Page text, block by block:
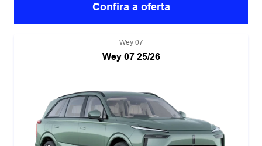
Confira a oferta
Wey 07
Wey 07 25/26